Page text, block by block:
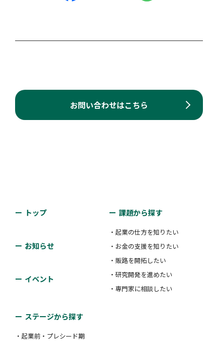
お問い合わせはこちら
トップ
お知らせ
イベント
課題から探す
・起業の仕方を知りたい
・お金の支援を知りたい
・販路を開拓したい
・研究開発を進めたい
・専門家に相談したい
ステージから探す
・起業前・プレシード期